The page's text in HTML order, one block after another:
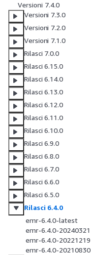
Versioni 7.4.0
Versioni 7.3.0
Versioni 7.2.0
Versioni 7.1.0
Rilasci 7.0.0
Rilasci 6.15.0
Rilasci 6.14.0
Rilasci 6.13.0
Rilasci 6.12.0
Rilasci 6.11.0
Rilasci 6.10.0
Rilasci 6.9.0
Rilasci 6.8.0
Rilasci 6.7.0
Rilasci 6.6.0
Rilasci 6.5.0
Rilasci 6.4.0
emr-6.4.0-latest
emr-6.4.0-20240321
emr-6.4.0-20221219
emr-6.4.0-20210830